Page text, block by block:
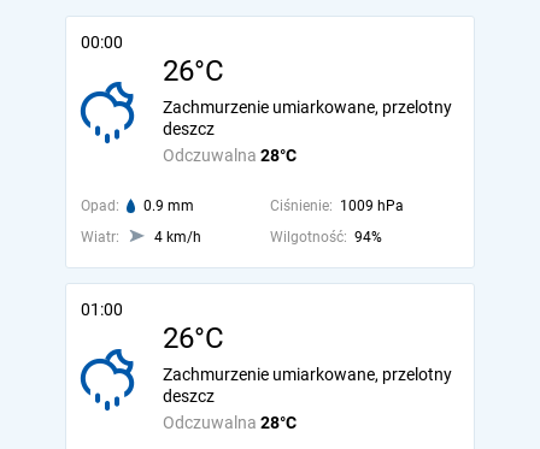
00:00
26°C
Odczuwalna 28°C
Zachmurzenie umiarkowane, przelotny
deszcz
Opad: 0.9 mm Ciśnienie: 1009 hPa
Wiatr:
4 km/h Wilgotność: 94%
01:00
26°C
Odczuwalna 28°C
Zachmurzenie umiarkowane, przelotny
deszcz